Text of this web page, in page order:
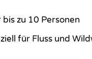
zu 10 Personen
für Fluss und